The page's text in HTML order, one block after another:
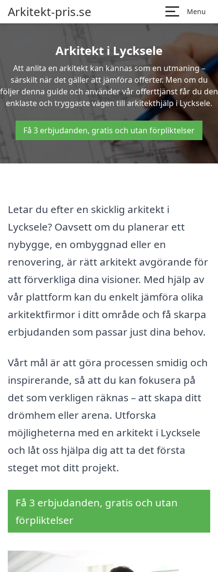
Arkitekt-pris.se Menu
Arkitekt i Lycksele
Att anlita en arkitekt kan kännas som en utmaning –
särskilt när det gäller att jämföra offerter. Men om du
följer denna guide och använder vår offerttjänst får du den
enklaste och tryggaste vägen till arkitekthjälp i Lycksele.
Få 3 erbjudanden, gratis och utan förpliktelser
Letar du efter en skicklig arkitekt i
Lycksele? Oavsett om du planerar ett
nybygge, en ombyggnad eller en
renovering, är rätt arkitekt avgörande för
att förverkliga dina visioner. Med hjälp av
vår plattform kan du enkelt jämföra olika
arkitektfirmor i ditt område och få skarpa
erbjudanden som passar just dina behov.
Vårt mål är att göra processen smidig och
inspirerande, så att du kan fokusera på
det som verkligen räknas – att skapa ditt
drömhem eller arena. Utforska
möjligheterna med en arkitekt i Lycksele
och låt oss hjälpa dig att ta det första
steget mot ditt projekt.
Få 3 erbjudanden, gratis och utan
förpliktelser